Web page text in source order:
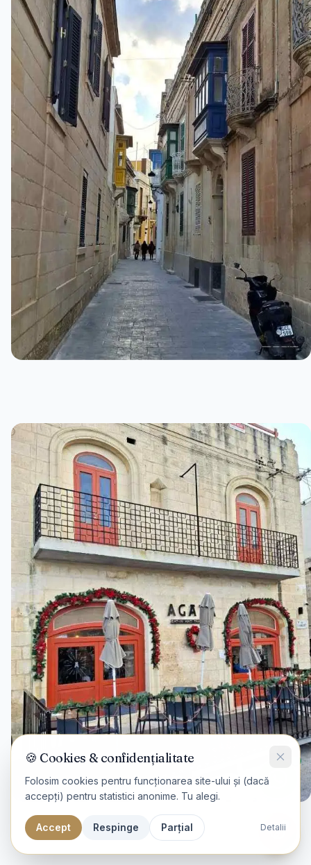
🍪 Cookies & confidențialitate
Folosim cookies pentru funcționarea site-ului și (dacă
accepți) pentru statistici anonime. Tu alegi.
Accept Respinge Parțial Detalii